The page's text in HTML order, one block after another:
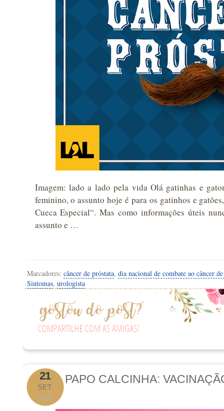
Imagem: lado a lado pela vida Olá gatinhas e
feminino, o assunto hoje é para os gatinhos e
Cueca Especial“. Mas como informações úteis
assunto e …
Marcadores: câncer de próstata, dia nacional de combate ao câncer
Sintomas, urologista
21
SET
2016
PAPO CALCINHA: